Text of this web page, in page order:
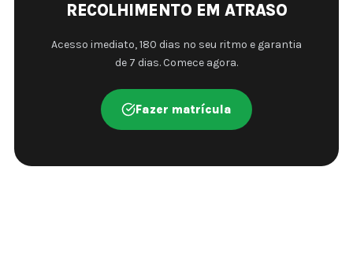
RECOLHIMENTO EM ATRASO
Acesso imediato, 180 dias no seu ritmo e garantia
de 7 dias. Comece agora.
Fazer matrícula